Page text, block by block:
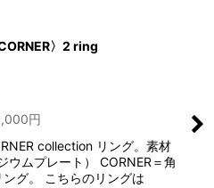
込む
〉2 ring
円
collection リング。素材
ウムプレート） CORNER＝角
グ。 こちらのリングは